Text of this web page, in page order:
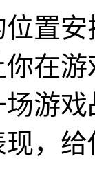
置
在
游
，